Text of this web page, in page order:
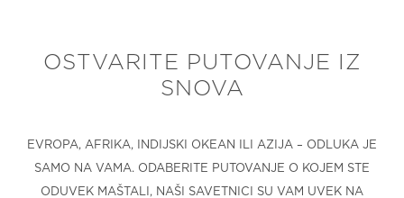
OSTVARITE PUTOVANJE IZ
SNOVA
EVROPA, AFRIKA, INDIJSKI OKEAN ILI AZIJA – ODLUKA JE
SAMO NA VAMA. ODABERITE PUTOVANJE O KOJEM STE
ODUVEK MAŠTALI, NAŠI SAVETNICI SU VAM UVEK NA